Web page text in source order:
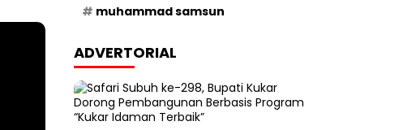
muhammad samsun
ADVERTORIAL